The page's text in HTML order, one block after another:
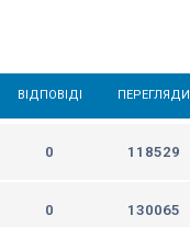
ВІДПОВІДІ ПЕРЕГЛЯДИ
0 118529
0 130065